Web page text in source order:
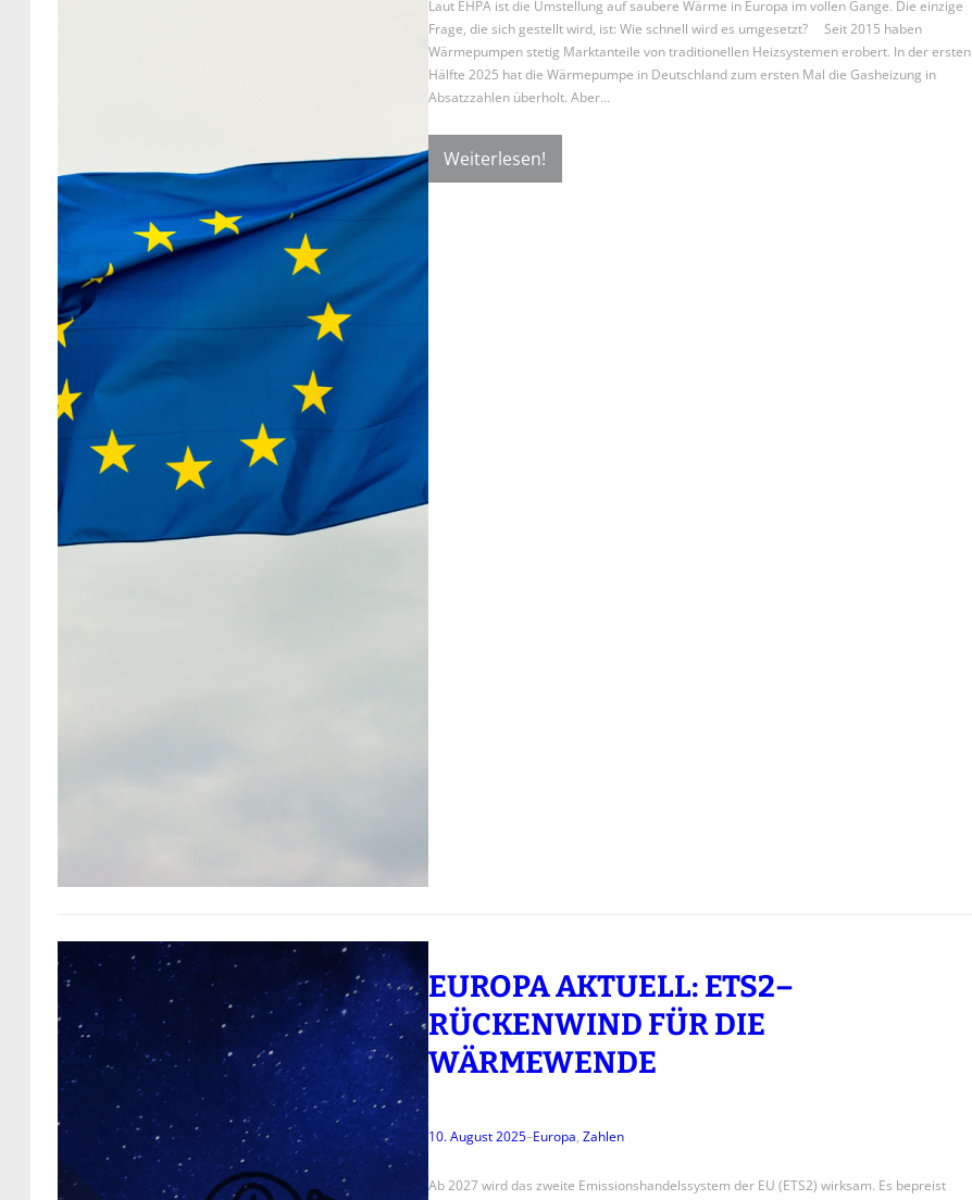
Laut EHPA ist die Umstellung auf saubere Wärme in Europa im vollen Gange. Die einzige
Frage, die sich gestellt wird, ist: Wie schnell wird es umgesetzt? Seit 2015 haben
Wärmepumpen stetig Marktanteile von traditionellen Heizsystemen erobert. In der ersten
Hälfte 2025 hat die Wärmepumpe in Deutschland zum ersten Mal die Gasheizung in
Absatzzahlen überholt. Aber…
Weiterlesen!
EUROPA AKTUELL: ETS2–
RÜCKENWIND FÜR DIE
WÄRMEWENDE
10. August 2025–Europa, Zahlen
Ab 2027 wird das zweite Emissionshandelssystem der EU (ETS2) wirksam. Es bepreist